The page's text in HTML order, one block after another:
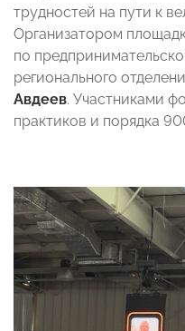
трудностей на пути к
Организатором
по
регионального
Авдеев. Участниками
практиков и порядка